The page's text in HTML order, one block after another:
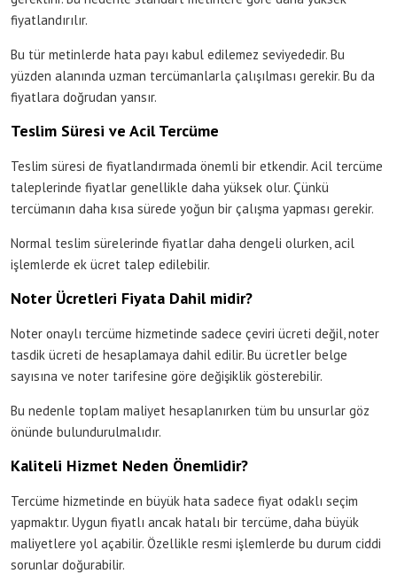
fiyatlandırılır.
Bu tür metinlerde hata payı kabul edilemez seviyededir. Bu
yüzden alanında uzman tercümanlarla çalışılması gerekir. Bu da
fiyatlara doğrudan yansır.
Teslim Süresi ve Acil Tercüme
Teslim süresi de fiyatlandırmada önemli bir etkendir. Acil tercüme
taleplerinde fiyatlar genellikle daha yüksek olur. Çünkü
tercümanın daha kısa sürede yoğun bir çalışma yapması gerekir.
Normal teslim sürelerinde fiyatlar daha dengeli olurken, acil
işlemlerde ek ücret talep edilebilir.
Noter Ücretleri Fiyata Dahil midir?
Noter onaylı tercüme hizmetinde sadece çeviri ücreti değil, noter
tasdik ücreti de hesaplamaya dahil edilir. Bu ücretler belge
sayısına ve noter tarifesine göre değişiklik gösterebilir.
Bu nedenle toplam maliyet hesaplanırken tüm bu unsurlar göz
önünde bulundurulmalıdır.
Kaliteli Hizmet Neden Önemlidir?
Tercüme hizmetinde en büyük hata sadece fiyat odaklı seçim
yapmaktır. Uygun fiyatlı ancak hatalı bir tercüme, daha büyük
maliyetlere yol açabilir. Özellikle resmi işlemlerde bu durum ciddi
sorunlar doğurabilir.